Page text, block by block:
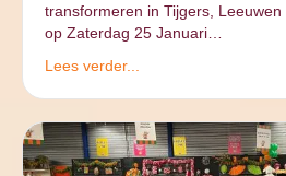
transformeren in Tijgers,
op Zaterdag 25 Januari…
Lees verder...